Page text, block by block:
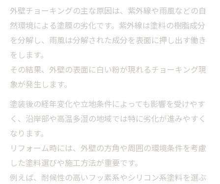
外壁チョーキングの主な原因は、紫外線や雨風などの自
然環境による塗膜の劣化です。紫外線は塗料の樹脂成分
を分解し、雨風は分解された成分を表面に押し出す働き
をします。
その結果、外壁の表面に白い粉が現れるチョーキング現
象が発生します。
塗装後の経年変化や立地条件によっても影響を受けやす
く、沿岸部や高温多湿の地域では特に劣化が進みやすく
なります。
リフォーム時には、外壁の方角や周囲の環境条件を考慮
した塗料選びや施工方法が重要です。
例えば、耐候性の高いフッ素系やシリコン系塗料を選ぶ